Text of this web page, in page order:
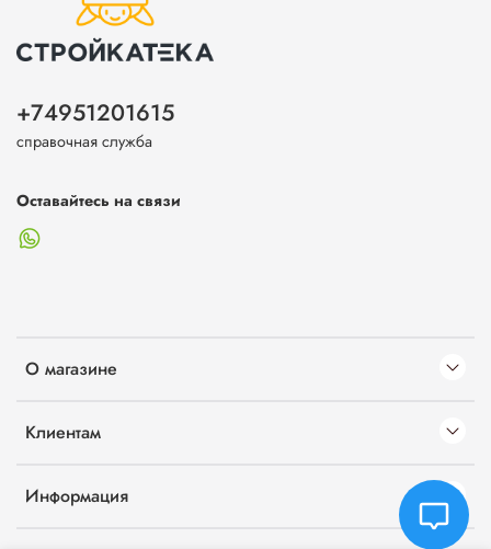
О магазине
Клиентам
Информация
+74951201615
справочная служба
Оставайтесь на связи